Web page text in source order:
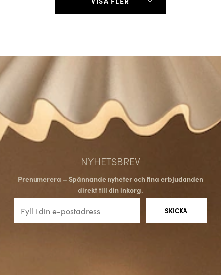
NYHETSBREV
Prenumerera – Spännande nyheter och fina erbjudanden
direkt till din inkorg.